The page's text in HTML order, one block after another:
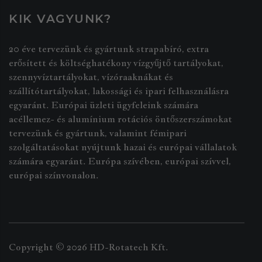
KIK VAGYUNK?
20 éve tervezünk és gyártunk strapabíró, extra
erősített és költséghatékony vízgyűjtő tartályokat,
szennyvíztartályokat, vízóraaknákat és
szállítótartályokat, lakossági és ipari felhasználásra
egyaránt. Európai üzleti ügyfeleink számára
acéllemez- és alumínium rotációs öntőszerszámokat
tervezünk és gyártunk, valamint fémipari
szolgáltatásokat nyújtunk hazai és európai vállalatok
számára egyaránt. Európa szívében, európai szívvel,
európai színvonalon.
Copyright © 2026 HD-Rotatech Kft.